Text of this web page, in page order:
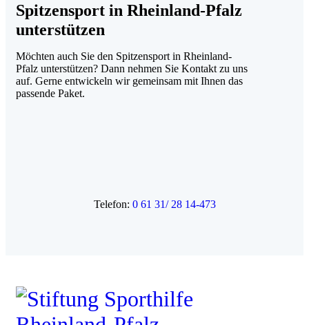
Spitzensport in Rheinland-Pfalz
unterstützen
Möchten auch Sie den Spitzensport in Rheinland-
Pfalz unterstützen? Dann nehmen Sie Kontakt zu uns
auf. Gerne entwickeln wir gemeinsam mit Ihnen das
passende Paket.
Telefon: 0 61 31/ 28 14-473